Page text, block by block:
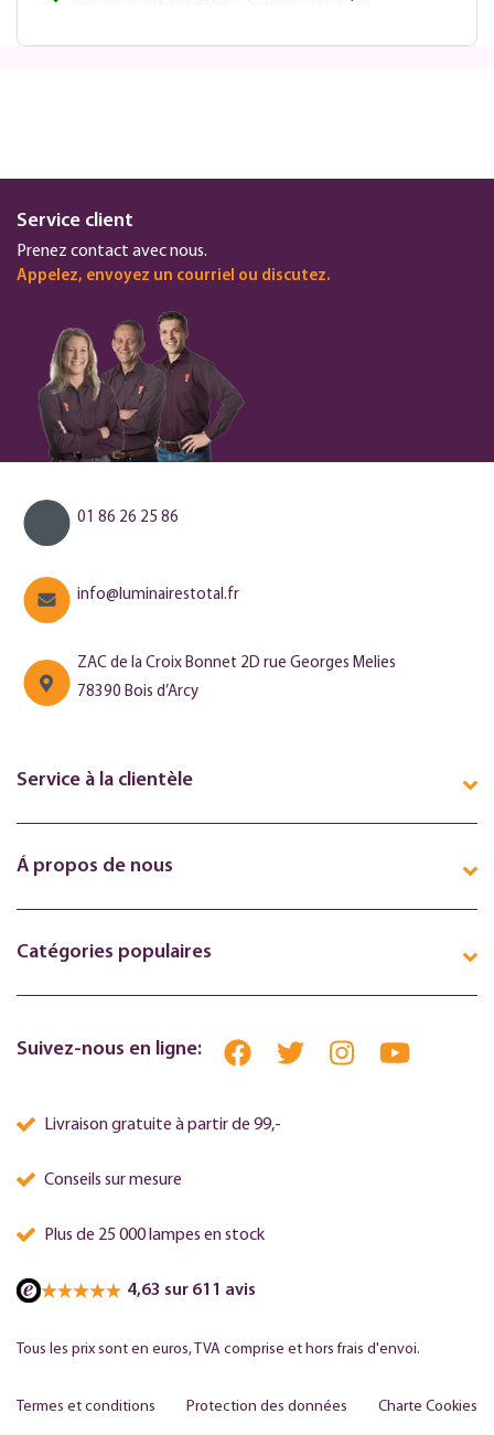
Service client
Prenez contact avec nous.
Appelez, envoyez un courriel ou discutez.
01 86 26 25 86
info@luminairestotal.fr
ZAC de la Croix Bonnet 2D rue Georges Melies
78390 Bois d’Arcy
Service à la clientèle
Á propos de nous
Catégories populaires
Suivez-nous en ligne:
Livraison gratuite à partir de 99,-
Conseils sur mesure
Plus de 25 000 lampes en stock
4,63 sur 611 avis
Tous les prix sont en euros, TVA comprise et hors frais d'envoi.
Termes et conditions Protection des données Charte Cookies